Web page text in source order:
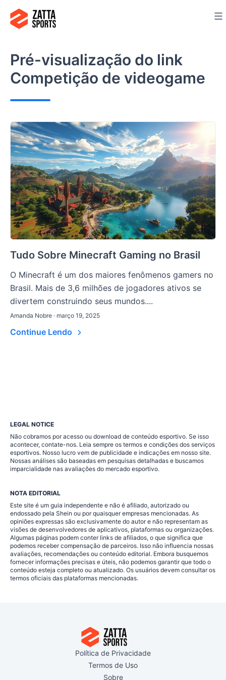
para
conteúdo
Pré-visualização do link
Competição de videogame
Tudo Sobre Minecraft Gaming no Brasil
O Minecraft é um dos maiores fenômenos gamers no
Brasil. Mais de 3,6 milhões de jogadores ativos se
divertem construindo seus mundos....
Amanda Nobre · março 19, 2025
Continue Lendo
LEGAL NOTICE
Não cobramos por acesso ou download de conteúdo esportivo. Se isso
acontecer, contate-nos. Leia sempre os termos e condições dos serviços
esportivos. Nosso lucro vem de publicidade e indicações em nosso site.
Nossas análises são baseadas em pesquisas detalhadas e buscamos
imparcialidade nas avaliações do mercado esportivo.
NOTA EDITORIAL
Este site é um guia independente e não é afiliado, autorizado ou
endossado pela Shein ou por quaisquer empresas mencionadas. As
opiniões expressas são exclusivamente do autor e não representam as
visões de desenvolvedores de aplicativos, plataformas ou organizações.
Algumas páginas podem conter links de afiliados, o que significa que
podemos receber compensação de parceiros. Isso não influencia nossas
avaliações, recomendações ou conteúdo editorial. Embora busquemos
fornecer informações precisas e úteis, não podemos garantir que todo o
conteúdo esteja completo ou atualizado. Os usuários devem consultar os
termos oficiais das plataformas mencionadas.
Política de Privacidade
Termos de Uso
Sobre